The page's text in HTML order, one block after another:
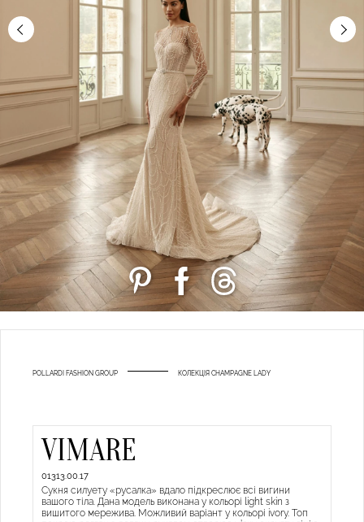
POLLARDI FASHION GROUP КОЛЕКЦІЯ CHAMPAGNE LADY
VIMARE
01313.00.17
Сукня силуету «русалка» вдало підкреслює всі вигини
вашого тіла. Дана модель виконана у кольорі light skin з
вишитого мережива. Можливий варіант у кольорі ivory. Топ